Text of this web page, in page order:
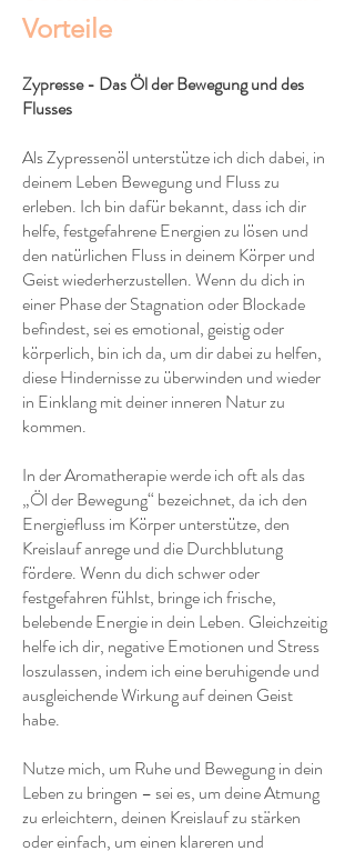
Vorteile
Zypresse - Das Öl der Bewegung und des
Flusses
Als Zypressenöl unterstütze ich dich dabei, in
deinem Leben Bewegung und Fluss zu
erleben. Ich bin dafür bekannt, dass ich dir
helfe, festgefahrene Energien zu lösen und
den natürlichen Fluss in deinem Körper und
Geist wiederherzustellen. Wenn du dich in
einer Phase der Stagnation oder Blockade
befindest, sei es emotional, geistig oder
körperlich, bin ich da, um dir dabei zu helfen,
diese Hindernisse zu überwinden und wieder
in Einklang mit deiner inneren Natur zu
kommen.
In der Aromatherapie werde ich oft als das
„Öl der Bewegung“ bezeichnet, da ich den
Energiefluss im Körper unterstütze, den
Kreislauf anrege und die Durchblutung
fördere. Wenn du dich schwer oder
festgefahren fühlst, bringe ich frische,
belebende Energie in dein Leben. Gleichzeitig
helfe ich dir, negative Emotionen und Stress
loszulassen, indem ich eine beruhigende und
ausgleichende Wirkung auf deinen Geist
habe.
Nutze mich, um Ruhe und Bewegung in dein
Leben zu bringen – sei es, um deine Atmung
zu erleichtern, deinen Kreislauf zu stärken
oder einfach, um einen klareren und